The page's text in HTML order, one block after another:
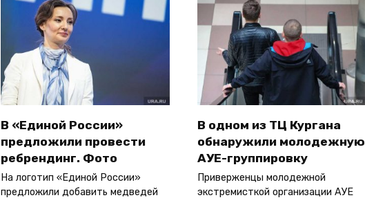
В «Единой России»
предложили провести
ребрендинг. Фото
На логотип «Единой России»
предложили добавить медведей
В одном из ТЦ Кургана
обнаружили молодежную
АУЕ-группировку
Приверженцы молодежной
экстремисткой организации АУЕ